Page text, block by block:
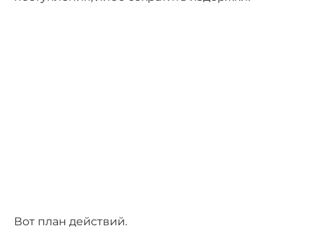
Вот план действий.